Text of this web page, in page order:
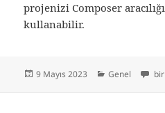
projenizi Composer
kullanabilir.
Yayın
9 Mayıs 2023 Kategoriler
Genel